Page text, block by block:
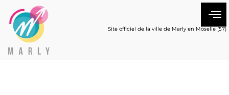
Site officiel de la ville de Marly en Moselle (57)